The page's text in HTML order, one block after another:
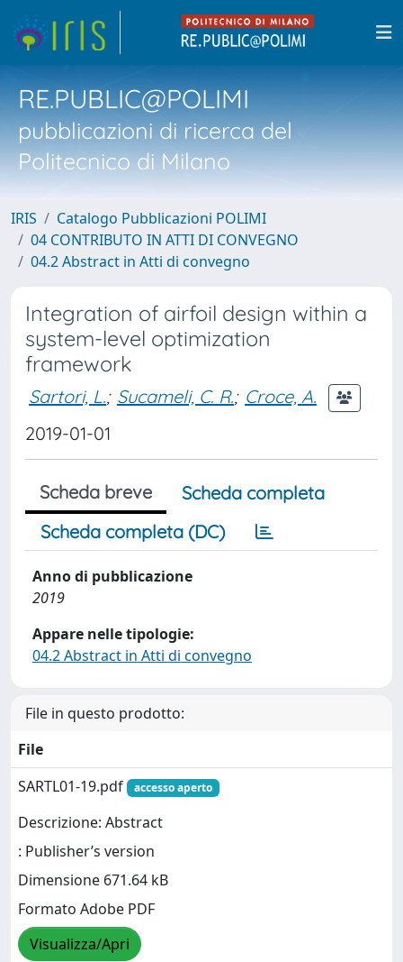
RE.PUBLIC@POLIMI
pubblicazioni di ricerca del
Politecnico di Milano
IRIS
Catalogo Pubblicazioni POLIMI
04 CONTRIBUTO IN ATTI DI CONVEGNO
04.2 Abstract in Atti di convegno
Integration of airfoil design within a
system-level optimization
framework
Sartori, L.; Sucameli, C. R.; Croce, A.
2019-01-01
Scheda breve
Scheda completa
Scheda completa (DC)
Anno di pubblicazione
2019
Appare nelle tipologie:
04.2 Abstract in Atti di convegno
File in questo prodotto:
File
SARTL01-19.pdf
accesso aperto
Descrizione: Abstract
: Publisher’s version
Dimensione 671.64 kB
Formato Adobe PDF
Visualizza/Apri